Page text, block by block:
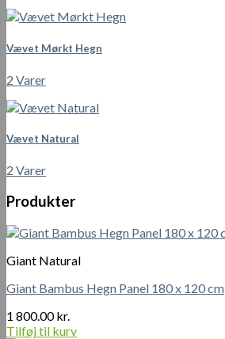
Vævet Mørkt Hegn
2 Varer
Vævet Natural
2 Varer
Produkter
Giant Natural
Giant Bambus Hegn Panel 180 x 120 cm
1 800.00kr.
Tilføj til kurv